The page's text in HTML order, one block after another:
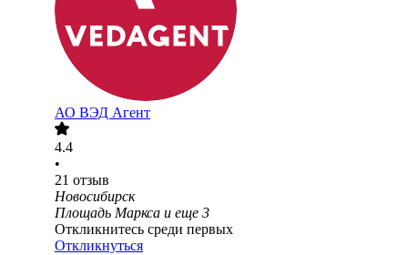
АО ВЭД Агент
4.4
•
21 отзыв
Новосибирск
Площадь Маркса и еще 3
Откликнитесь среди первых
Откликнуться